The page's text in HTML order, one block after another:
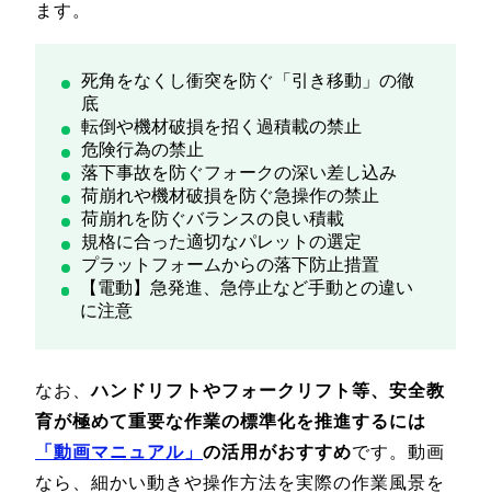
ます。
死角をなくし衝突を防ぐ「引き移動」の徹
底
転倒や機材破損を招く過積載の禁止
危険行為の禁止
落下事故を防ぐフォークの深い差し込み
荷崩れや機材破損を防ぐ急操作の禁止
荷崩れを防ぐバランスの良い積載
規格に合った適切なパレットの選定
プラットフォームからの落下防止措置
【電動】急発進、急停止など手動との違い
に注意
なお、ハンドリフトやフォークリフト等、安全教
育が極めて重要な作業の標準化を推進するには
「動画マニュアル」 の活用がおすすめです。動画
なら、細かい動きや操作方法を実際の作業風景を